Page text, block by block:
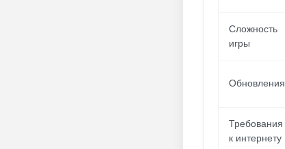
Сложность
игры
Обновления
Требования
к интернету